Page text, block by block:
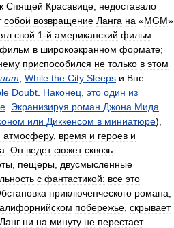
Спящей Красавице недоставало
собой возвращение Ланга на «MGM»
свой 1-й американский фильм
фильм в широкоэкранном формате;
приспособился не только в этом
While the City Sleeps и Вне
Doubt Наконец это один из
Экранизируя роман Джона Мида
или Диккенсом в миниатюре),
атмосферу, время и героев и
Он ведет сюжет сквозь
пещеры двусмысленные
с фантастикой: все это
приключенческого романа
побережье скрывает
Ланг ни на минуту не перестает